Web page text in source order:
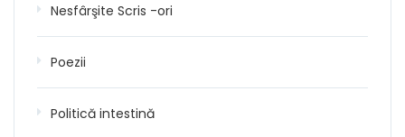
Nesfârşite Scris -ori
Poezii
Politică intestină